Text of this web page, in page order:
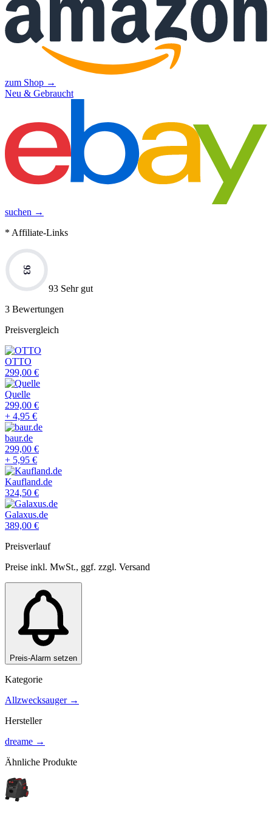
zum Shop →
Neu & Gebraucht
suchen →
* Affiliate-Links
93
93 Sehr gut
3 Bewertungen
Preisvergleich
OTTO
299,00 €
Quelle
299,00 €
+ 4,95 €
baur.de
299,00 €
+ 5,95 €
Kaufland.de
324,50 €
Galaxus.de
389,00 €
Preisverlauf
Preise inkl. MwSt., ggf. zzgl. Versand
Preis-Alarm setzen
Kategorie
Allzwecksauger→
Hersteller
dreame →
Ähnliche Produkte